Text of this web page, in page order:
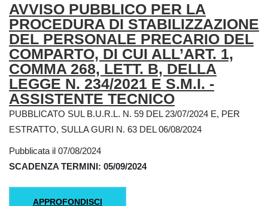
AVVISO PUBBLICO PER LA
PROCEDURA DI STABILIZZAZIONE
DEL PERSONALE PRECARIO DEL
COMPARTO, DI CUI ALL’ART. 1,
COMMA 268, LETT. B, DELLA
LEGGE N. 234/2021 E S.M.I. -
ASSISTENTE TECNICO
PUBBLICATO SUL B.U.R.L. N. 59 DEL 23/07/2024 E, PER
ESTRATTO, SULLA GURI N. 63 DEL 06/08/2024
Pubblicata il 07/08/2024
SCADENZA TERMINI: 05/09/2024
APPROFONDISCI